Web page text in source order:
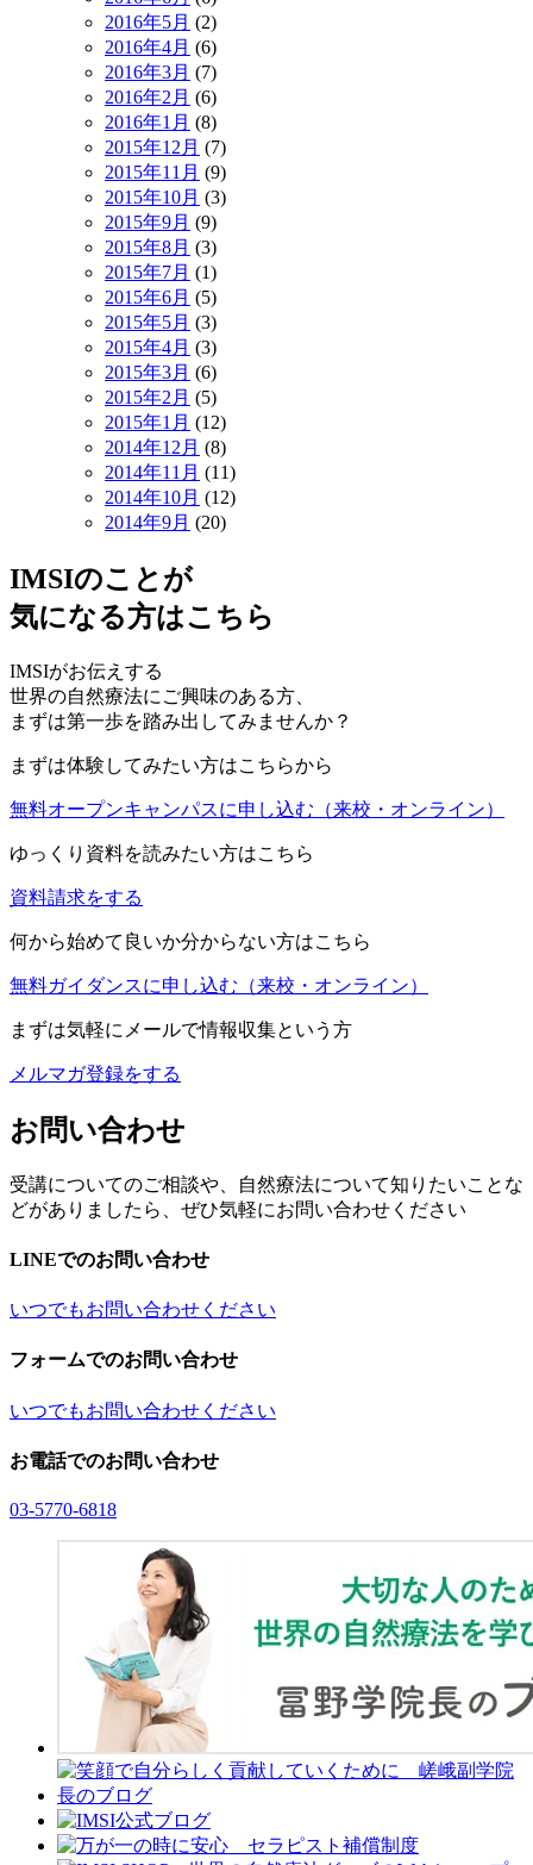
2016年5月 (2)
2016年4月 (6)
2016年3月 (7)
2016年2月 (6)
2016年1月 (8)
2015年12月 (7)
2015年11月 (9)
2015年10月 (3)
2015年9月 (9)
2015年8月 (3)
2015年7月 (1)
2015年6月 (5)
2015年5月 (3)
2015年4月 (3)
2015年3月 (6)
2015年2月 (5)
2015年1月 (12)
2014年12月 (8)
2014年11月 (11)
2014年10月 (12)
2014年9月 (20)
IMSIのことが
気になる方はこちら
IMSIがお伝えする
世界の自然療法にご興味のある方、
まずは第一歩を踏み出してみませんか？
まずは体験してみたい方はこちらから
無料オープンキャンパスに申し込む （来校・オンライン）
ゆっくり資料を読みたい方はこちら
資料請求をする
何から始めて良いか分からない方はこちら
無料ガイダンスに申し込む （来校・オンライン）
まずは気軽にメールで情報収集という方
メルマガ登録をする
お問い合わせ
受講についてのご相談や、自然療法について知りたいことな
どがありましたら、ぜひ気軽にお問い合わせください
LINEでのお問い合わせ
いつでもお問い合わせください
フォームでのお問い合わせ
いつでもお問い合わせください
お電話でのお問い合わせ
03-5770-6818